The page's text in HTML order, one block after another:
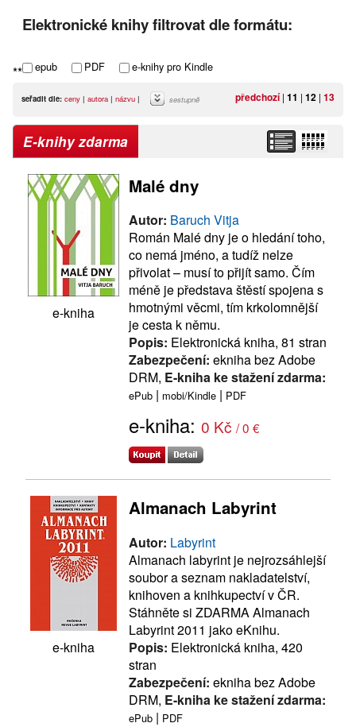
Elektronické knihy filtrovat dle formátu:
*** epub PDF e-knihy pro Kindle
předchozí| 11 | 12 | 13
seřadit dle: ceny | autora | názvu | sestupně
E-knihy zdarma
e-kniha
Malé dny
Autor: Baruch Vitja
Román Malé dny je o hledání toho,
co nemá jméno, a tudíž nelze
přivolat – musí to přijít samo. Čím
méně je představa štěstí spojena s
hmotnými věcmi, tím krkolomnější
je cesta k němu.
Popis: Elektronická kniha, 81 stran
Zabezpečení: ekniha bez Adobe
DRM, E-kniha ke stažení zdarma:
ePub | mobi/Kindle | PDF
e-kniha: 0 Kč / 0 €
e-kniha
Almanach Labyrint
Autor: Labyrint
Almanach labyrint je nejrozsáhlejší
soubor a seznam nakladatelství,
knihoven a knihkupectví v ČR.
Stáhněte si ZDARMA Almanach
Labyrint 2011 jako eKnihu.
Popis: Elektronická kniha, 420
stran
Zabezpečení: ekniha bez Adobe
DRM, E-kniha ke stažení zdarma:
ePub | PDF